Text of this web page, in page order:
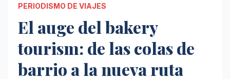
PERIODISMO DE VIAJES
El auge del bakery
tourism: de las colas de
barrio a la nueva ruta